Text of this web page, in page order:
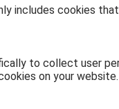
includes cookies
to collect user
on your website.